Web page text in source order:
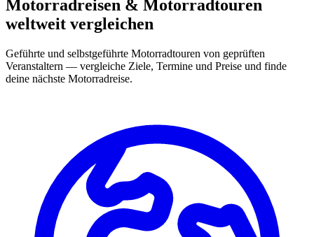
Motorradreisen & Motorradtouren
weltweit vergleichen
Geführte und selbstgeführte Motorradtouren von geprüften
Veranstaltern — vergleiche Ziele, Termine und Preise und finde
deine nächste Motorradreise.